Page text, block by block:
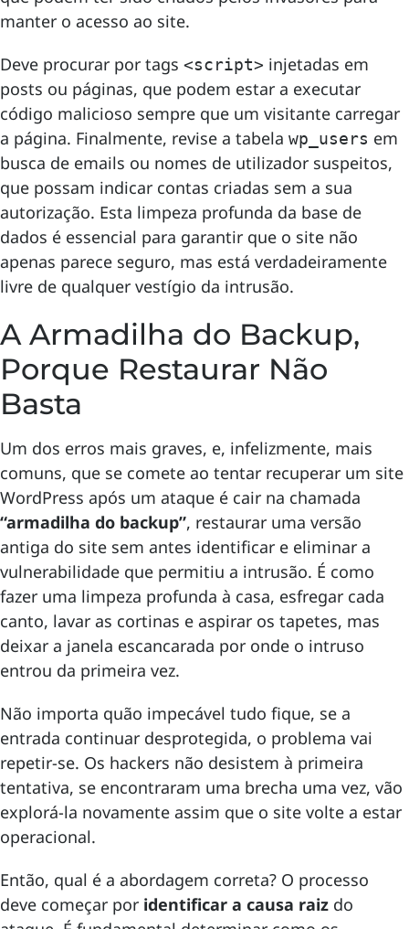
manter o acesso ao site.
Deve procurar por tags <script> injetadas em
posts ou páginas, que podem estar a executar
código malicioso sempre que um visitante carregar
a página. Finalmente, revise a tabela wp_users em
busca de emails ou nomes de utilizador suspeitos,
que possam indicar contas criadas sem a sua
autorização. Esta limpeza profunda da base de
dados é essencial para garantir que o site não
apenas parece seguro, mas está verdadeiramente
livre de qualquer vestígio da intrusão.
A Armadilha do Backup,
Porque Restaurar Não
Basta
Um dos erros mais graves, e, infelizmente, mais
comuns, que se comete ao tentar recuperar um site
WordPress após um ataque é cair na chamada
“armadilha do backup”, restaurar uma versão
antiga do site sem antes identificar e eliminar a
vulnerabilidade que permitiu a intrusão. É como
fazer uma limpeza profunda à casa, esfregar cada
canto, lavar as cortinas e aspirar os tapetes, mas
deixar a janela escancarada por onde o intruso
entrou da primeira vez.
Não importa quão impecável tudo fique, se a
entrada continuar desprotegida, o problema vai
repetir-se. Os hackers não desistem à primeira
tentativa, se encontraram uma brecha uma vez, vão
explorá-la novamente assim que o site volte a estar
operacional.
Então, qual é a abordagem correta? O processo
deve começar por identificar a causa raiz do